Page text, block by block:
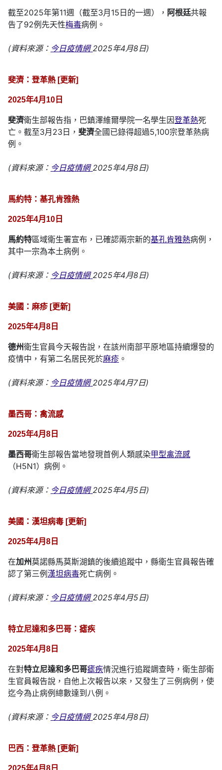
截至2025年第11週（截至3月15日的一週）， 阿根廷共報
告了92例先天性梅毒病例。
(資料來源： 今日疫情網2025年4月8日)
斐濟：登革熱 [更新]
2025年4月10日
斐濟衛生部報告指，巴鎮澤維爾學院一名學生因登革熱死
亡。截至3月23日， 斐濟全國已錄得超過5,100宗登革熱病
例。
(資料來源： 今日疫情網2025年4月8日)
馬約特：基孔肯雅熱
2025年4月10日
馬約特區域衛生署宣布，已確認兩宗新的基孔肯雅熱病例，
其中一宗為本土病例。
(資料來源： 今日疫情網2025年4月8日)
美國：麻疹 [更新]
2025年4月8日
德州衛生官員今天報告說，在該州南部平原地區持續爆發的
疫情中，有第二名居民死於麻疹 。
(資料來源： 今日疫情網2025年4月7日)
墨西哥：禽流感
2025年4月8日
墨西哥衛生部報告當地發現首例人類感染甲型禽流感
（H5N1）病例。
(資料來源： 今日疫情網2025年4月5日)
美國：漢坦病毒 [更新]
2025年4月8日
在加州莫諾縣馬莫斯湖鎮的後續追蹤中，縣衛生官員報告確
認了第三例 漢坦病毒死亡病例。
(資料來源： 今日疫情網2025年4月5日)
特立尼達和多巴哥：瘧疾
2025年4月8日
在對特立尼達和多巴哥瘧疾情況進行追蹤調查時，衛生部衛
生官員報告說，自他上次報告以來，又發生了三例病例，使
迄今為止病例總數達到八例。
(資料來源： 今日疫情網2025年4月8日)
巴西：登革熱 [更新]